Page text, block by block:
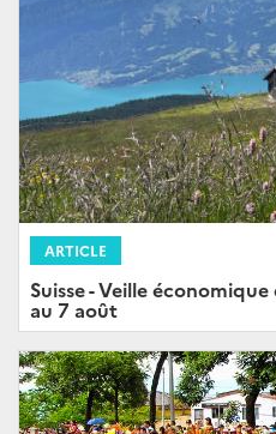
ARTICLE
Suisse - Veille
au 7 août